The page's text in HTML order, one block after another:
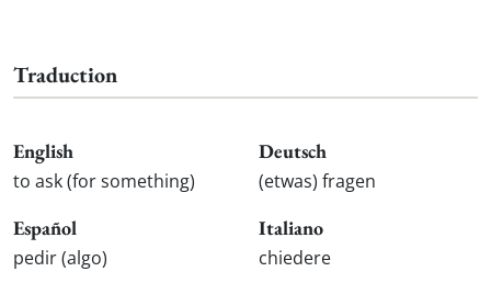
Traduction
English
to ask (for something)
Deutsch
(etwas) fragen
Español
pedir (algo)
Italiano
chiedere